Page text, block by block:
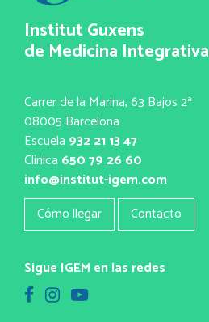
Institut Guxens
de Medicina Integrativa
Carrer de la Marina, 63 Bajos 2ª
08005 Barcelona
Escuela 932 21 13 47
Clínica 650 79 26 60
info@institut-igem.com
Cómo llegar
Contacto
Sigue IGEM en las redes